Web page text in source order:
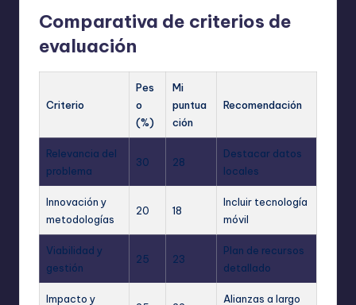
Comparativa de criterios de
evaluación
Criterio
Pes
o
(%)
Mi
puntua
ción
Recomendación
Relevancia del
problema
30 28
Destacar datos
locales
Innovación y
metodologías
20 18
Incluir tecnología
móvil
Viabilidad y
gestión
25 23
Plan de recursos
detallado
Impacto y
Alianzas a largo